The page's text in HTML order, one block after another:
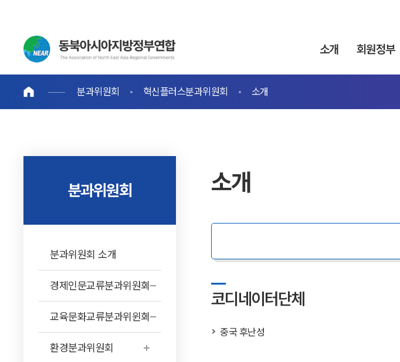
소개 회원정부
분과위원회 혁신플러스분과위원회 소개
분과위원회
분과위원회 소개
경제인문교류분과위원회
교육문화교류분과위윈회
환경분과위원회
소개
코디네이터단체
중국 후난성